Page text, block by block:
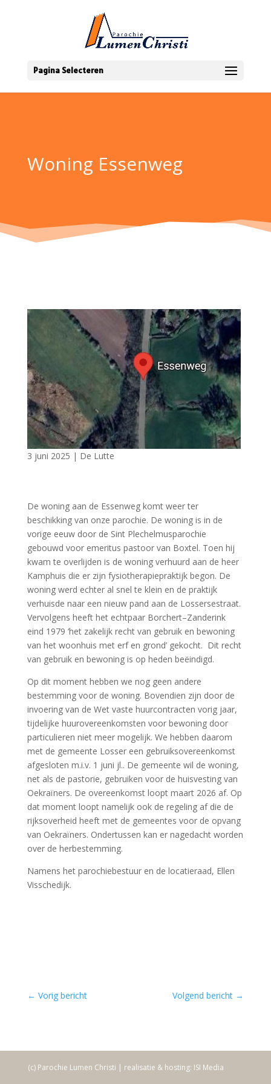
Pagina Selecteren
Woning Essenweg
3 juni 2025 | De Lutte
De woning aan de Essenweg komt weer ter
beschikking van onze parochie. De woning is in de
vorige eeuw door de Sint Plechelmusparochie
gebouwd voor emeritus pastoor van Boxtel. Toen hij
kwam te overlijden is de woning verhuurd aan de heer
Kamphuis die er zijn fysiotherapiepraktijk begon. De
woning werd echter al snel te klein en de praktijk
verhuisde naar een nieuw pand aan de Lossersestraat.
Vervolgens heeft het echtpaar Borchert–Zanderink
eind 1979 ‘het zakelijk recht van gebruik en bewoning
van het woonhuis met erf en grond’ gekocht. Dit recht
van gebruik en bewoning is op heden beëindigd.
Op dit moment hebben we nog geen andere
bestemming voor de woning. Bovendien zijn door de
invoering van de Wet vaste huurcontracten vorig jaar,
tijdelijke huurovereenkomsten voor bewoning door
particulieren niet meer mogelijk. We hebben daarom
met de gemeente Losser een gebruiksovereenkomst
afgesloten m.i.v. 1 juni jl.. De gemeente wil de woning,
net als de pastorie, gebruiken voor de huisvesting van
Oekraïners. De overeenkomst loopt maart 2026 af. Op
dat moment loopt namelijk ook de regeling af die de
rijksoverheid heeft met de gemeentes voor de opvang
van Oekraïners. Ondertussen kan er nagedacht worden
over de herbestemming.
Namens het parochiebestuur en de locatieraad, Ellen
Visschedijk.
← Vorig bericht Volgend bericht →
(c) Parochie Lumen Christi | realisatie & hosting: ISI Media